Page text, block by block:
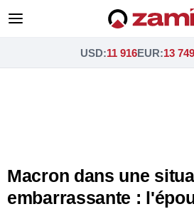
USD:11 916EUR:13 749
Macron dans une
embarrassante :